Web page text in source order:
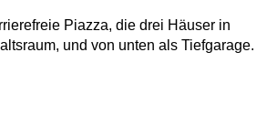
Piazza, die drei Häuser in
und von unten als Tiefgarage.